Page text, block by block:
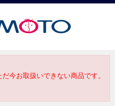
今お取扱いできない商品です。